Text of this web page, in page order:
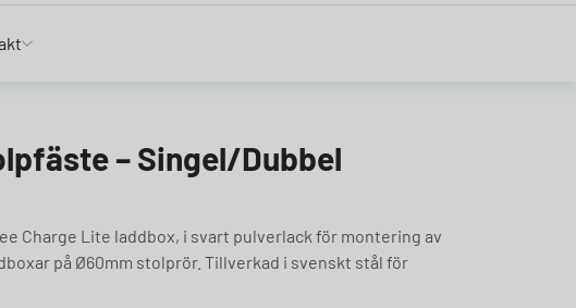
– Singel/Dubbel
Charge Lite laddbox, i svart pulverlack för montering av
på Ø60mm stolprör. Tillverkad i svenskt stål för